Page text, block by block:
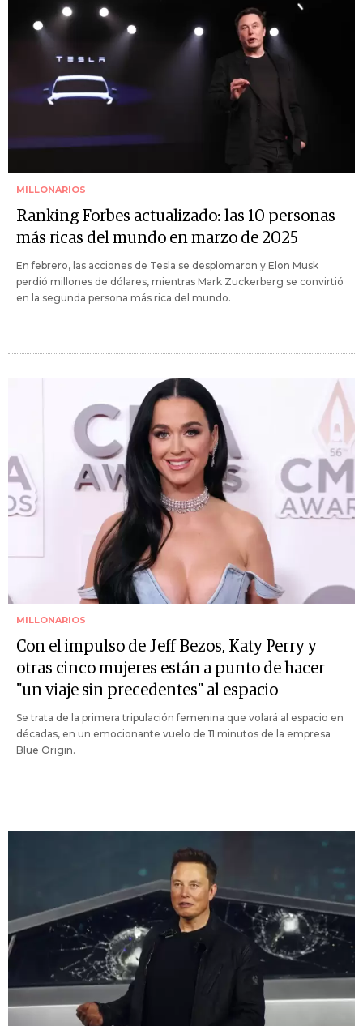
MILLONARIOS
Ranking Forbes actualizado: las 10 personas
más ricas del mundo en marzo de 2025
En febrero, las acciones de Tesla se desplomaron y Elon Musk
perdió millones de dólares, mientras Mark Zuckerberg se convirtió
en la segunda persona más rica del mundo.
MILLONARIOS
Con el impulso de Jeff Bezos, Katy Perry y
otras cinco mujeres están a punto de hacer
"un viaje sin precedentes" al espacio
Se trata de la primera tripulación femenina que volará al espacio en
décadas, en un emocionante vuelo de 11 minutos de la empresa
Blue Origin.